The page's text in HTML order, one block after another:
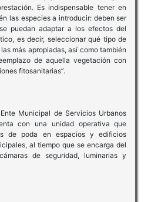
Es indispensable tener en
las especies a introducir: deben ser
puedan adaptar a los efectos del
es decir, seleccionar qué tipo de
más apropiadas, así como también
de aquella vegetación con
fitosanitarias”.
Municipal de Servicios Urbanos
con una unidad operativa que
de poda en espacios y edificios
al tiempo que se encarga del
de seguridad, luminarias y